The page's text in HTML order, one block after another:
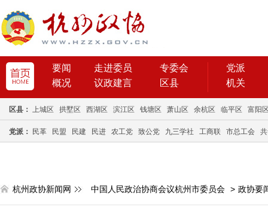
要闻 走进委员
专委会
概况
议政建言 区县
党派
机关
区县： 上城区 拱墅区 西湖区 滨江区 钱塘区 萧山区 余杭区 临平区 富阳
党派： 民革 民盟 民建 民进 农工党 致公党 九三学社 工商联 市总工会
杭州政协新闻网 中国人民政治协商会议杭州市委员会 > 政协要